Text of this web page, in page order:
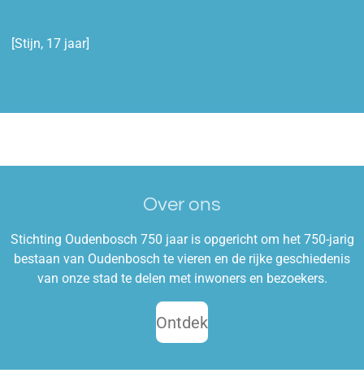
[Stijn, 17 jaar]
Over ons
Stichting Oudenbosch 750 jaar is opgericht om het 750-jarig
bestaan van Oudenbosch te vieren en de rijke geschiedenis
van onze stad te delen met inwoners en bezoekers.
Ontdek